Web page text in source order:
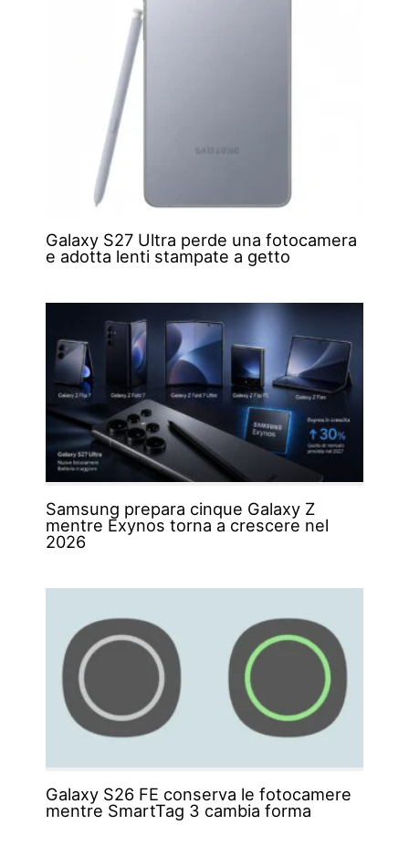
Galaxy S27 Ultra perde una fotocamera
e adotta lenti stampate a getto
Samsung prepara cinque Galaxy Z
mentre Exynos torna a crescere nel
2026
Galaxy S26 FE conserva le fotocamere
mentre SmartTag 3 cambia forma